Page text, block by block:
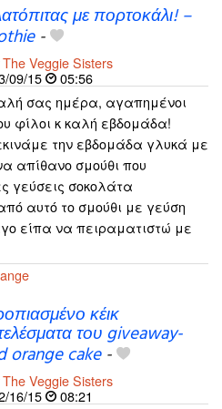
με πορτοκάλι! –
-
The Veggie Sisters
09/15
05:56
σας ημέρα, αγαπημένοι
φίλοι κ καλή εβδομάδα!
την εβδομάδα γλυκά με
απίθανο σμούθι που
γεύσεις σοκολάτα
αυτό το σμούθι με γεύση
είπα να πειραματιστώ με
κέικ
του giveaway-
orange cake-
The Veggie Sisters
16/15
08:21